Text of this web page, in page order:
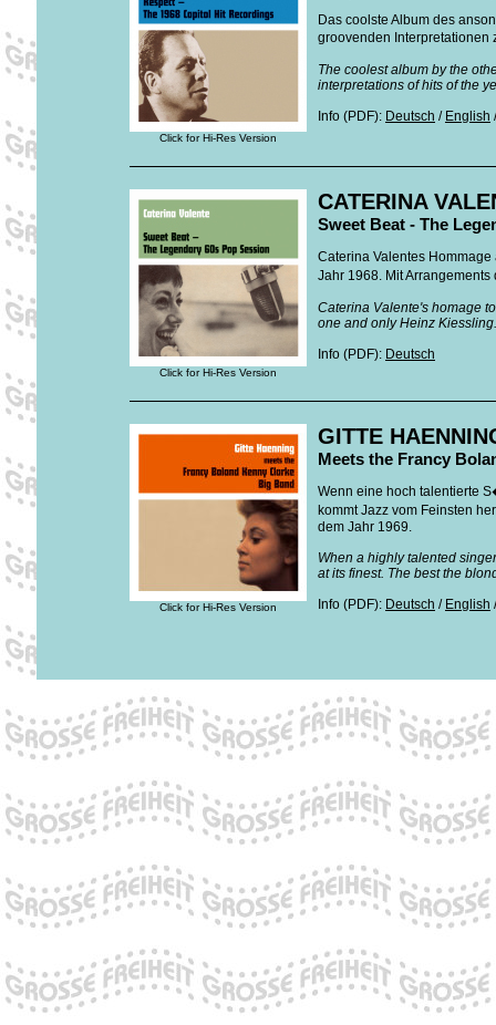
Click for Hi-Res Version
Das coolste Album des
groovenden
The coolest album by the
interpretations of hits of the
Info (PDF): Deutsch / English
Click for Hi-Res Version
CATERINA
Sweet Beat - The
Caterina Valentes
Jahr 1968. Mit
Caterina Valente's homage
one and only Heinz
Info (PDF): Deutsch
Click for Hi-Res Version
GITTE
Meets the Francy
Wenn eine hoch talentierte
kommt Jazz vom Feinsten
dem Jahr 1969.
When a highly talented
at its finest. The best the
Info (PDF): Deutsch / English